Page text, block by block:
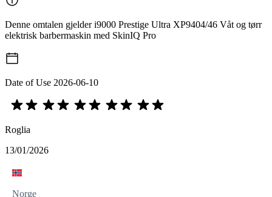
Denne omtalen gjelder i9000 Prestige Ultra XP9404/46 Våt og tørr
elektrisk barbermaskin med SkinIQ Pro
Date of Use 2026-06-10
Roglia
13/01/2026
Norge